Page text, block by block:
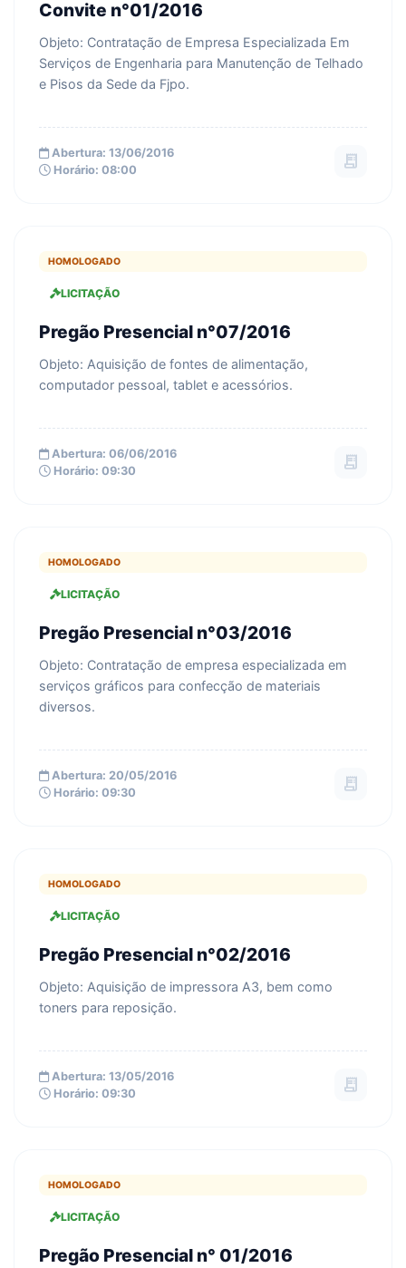
Convite n°01/2016
Objeto: Contratação de Empresa Especializada Em
Serviços de Engenharia para Manutenção de Telhado
e Pisos da Sede da Fjpo.
Abertura: 13/06/2016
Horário: 08:00
receipt_long
HOMOLOGADO
LICITAÇÃO
Pregão Presencial n°07/2016
Objeto: Aquisição de fontes de alimentação,
computador pessoal, tablet e acessórios.
Abertura: 06/06/2016
Horário: 09:30
receipt_long
HOMOLOGADO
LICITAÇÃO
Pregão Presencial n°03/2016
Objeto: Contratação de empresa especializada em
serviços gráficos para confecção de materiais
diversos.
Abertura: 20/05/2016
Horário: 09:30
receipt_long
HOMOLOGADO
LICITAÇÃO
Pregão Presencial n°02/2016
Objeto: Aquisição de impressora A3, bem como
toners para reposição.
Abertura: 13/05/2016
Horário: 09:30
receipt_long
HOMOLOGADO
LICITAÇÃO
Pregão Presencial n° 01/2016